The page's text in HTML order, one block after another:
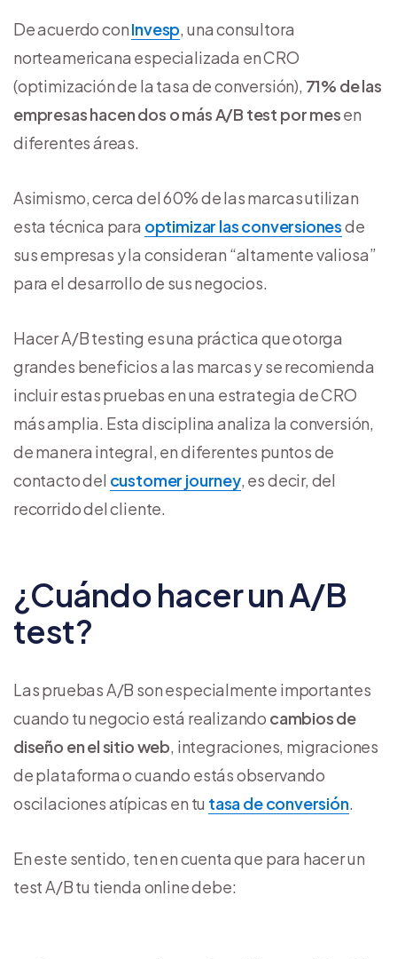
De acuerdo conInvesp, una consultora
norteamericana especializada en CRO
(optimización de la tasa de conversión), 71% de las
empresas hacen dos o más A/B test por mesen
diferentes áreas.
Asimismo, cerca del 60% de las marcas utilizan
esta técnica para optimizar las conversionesde
sus empresas y la consideran “altamente valiosa”
para el desarrollo de sus negocios.
Hacer A/B testing es una práctica que otorga
grandes beneficios a las marcas y se recomienda
incluir estas pruebas en una estrategia de CRO
más amplia. Esta disciplina analiza la conversión,
de manera integral, en diferentes puntos de
contacto del customer journey, es decir, del
recorrido del cliente.
¿Cuándo hacer un A/B
test?
Las pruebas A/B son especialmente importantes
cuando tu negocio está realizando cambios de
diseño en el sitio web, integraciones, migraciones
de plataforma o cuando estás observando
oscilaciones atípicas en tu tasa de conversión.
En este sentido, ten en cuenta que para hacer un
test A/B tu tienda online debe: